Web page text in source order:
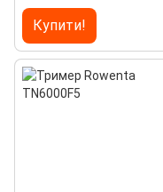
Купити!